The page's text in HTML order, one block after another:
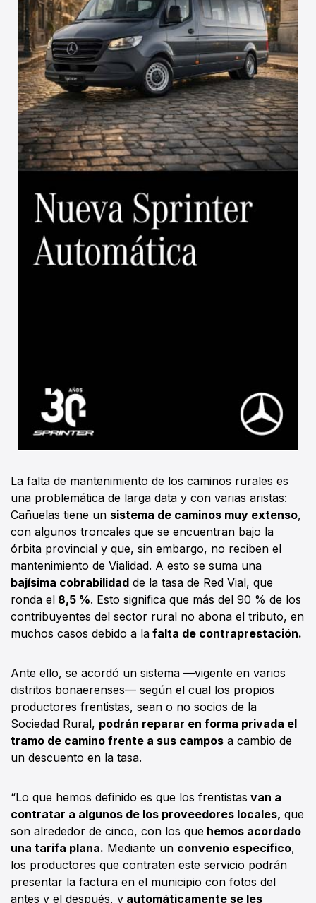
La falta de mantenimiento de los caminos rurales es
una problemática de larga data y con varias aristas:
Cañuelas tiene un sistema de caminos muy extenso,
con algunos troncales que se encuentran bajo la
órbita provincial y que, sin embargo, no reciben el
mantenimiento de Vialidad. A esto se suma una
bajísima cobrabilidad de la tasa de Red Vial, que
ronda el 8,5 %. Esto significa que más del 90 % de los
contribuyentes del sector rural no abona el tributo, en
muchos casos debido a la falta de contraprestación.
Ante ello, se acordó un sistema —vigente en varios
distritos bonaerenses— según el cual los propios
productores frentistas, sean o no socios de la
Sociedad Rural, podrán reparar en forma privada el
tramo de camino frente a sus campos a cambio de
un descuento en la tasa.
“Lo que hemos definido es que los frentistas van a
contratar a algunos de los proveedores locales, que
son alrededor de cinco, con los que hemos acordado
una tarifa plana. Mediante un convenio específico,
los productores que contraten este servicio podrán
presentar la factura en el municipio con fotos del
antes y el después, y automáticamente se les